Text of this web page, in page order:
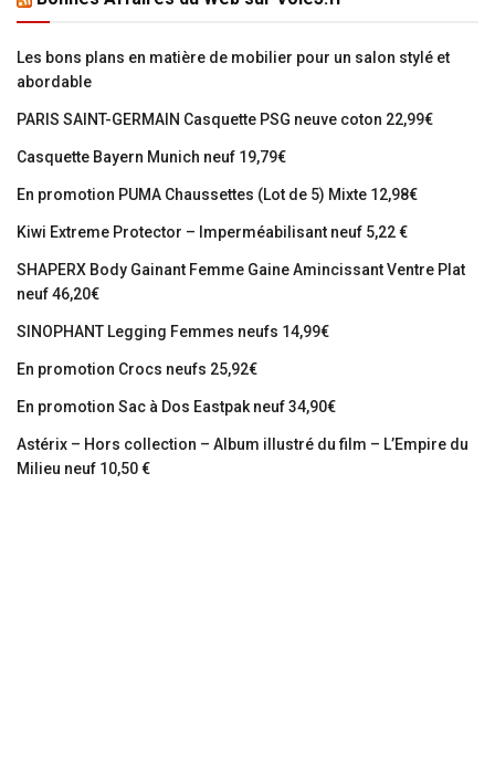
Les bons plans en matière de mobilier pour un salon stylé et
abordable
PARIS SAINT-GERMAIN Casquette PSG neuve coton 22,99€
Casquette Bayern Munich neuf 19,79€
En promotion PUMA Chaussettes (Lot de 5) Mixte 12,98€
Kiwi Extreme Protector – Imperméabilisant neuf 5,22 €
SHAPERX Body Gainant Femme Gaine Amincissant Ventre Plat
neuf 46,20€
SINOPHANT Legging Femmes neufs 14,99€
En promotion Crocs neufs 25,92€
En promotion Sac à Dos Eastpak neuf 34,90€
Astérix – Hors collection – Album illustré du film – L’Empire du
Milieu neuf 10,50 €